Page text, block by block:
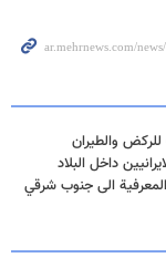
للركض والطيران
الى جنوب شرقي